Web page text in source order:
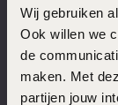
Wij gebruiken
Ook willen we
de
maken. Met
partijen jouw
pagina
Op werkdagen
besteld,